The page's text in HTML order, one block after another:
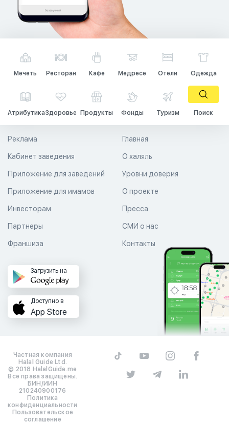
Мечеть Ресторан Кафе Медресе Отели Одежда
АтрибутикаЗдоровье Продукты Фонды Туризм Поиск
Главная
О халяль
Уровни доверия
Реклама
Кабинет заведения
Приложение для заведений
Приложение для имамов О проекте
Пресса
СМИ о нас
Контакты
Инвесторам
Партнеры
Франшиза
Загрузить на
Доступно в
App Store
Частная компания
Halal Guide Ltd.
© 2018 HalalGuide.me
Все права защищены.
БИН/ИИН
210240900176
Политика
конфиденциальности
Пользовательское
соглашение